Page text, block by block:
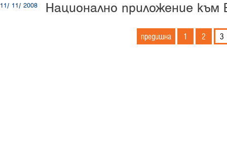
11/ 11/ 2008 Национално приложение към
предишна 1 2 3